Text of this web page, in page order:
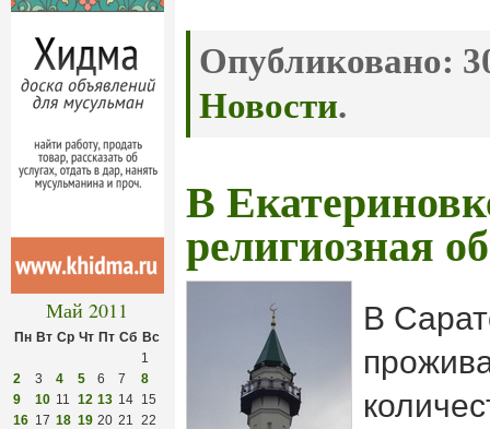
Май 2011
Пн Вт Ср Чт Пт Сб Вс
1
2
3 4 5 6 7
8
9
10 11 12 13 14 15
16 17 18 19 20 21
22
Опубликовано:
Новости.
В
религиозная
В